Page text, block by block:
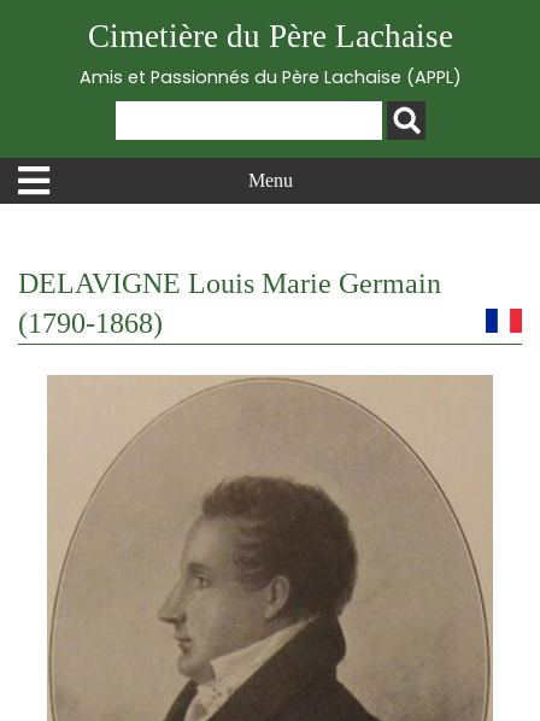
Cimetière du Père Lachaise
Amis et Passionnés du Père Lachaise (APPL)
Menu
DELAVIGNE Louis Marie Germain
(1790-1868)